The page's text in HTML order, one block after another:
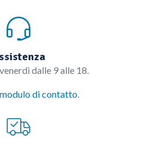
dalle 9 alle 18.
modulo di contatto.